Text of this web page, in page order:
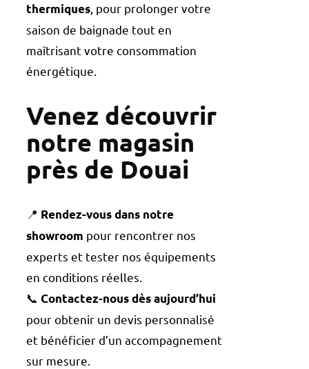
thermiques, pour prolonger votre
saison de baignade tout en
maîtrisant votre consommation
énergétique.
Venez découvrir
notre magasin
près de Douai
📍 Rendez-vous dans notre
showroom pour rencontrer nos
experts et tester nos équipements
en conditions réelles.
📞 Contactez-nous dès aujourd’hui
pour obtenir un devis personnalisé
et bénéficier d’un accompagnement
sur mesure.